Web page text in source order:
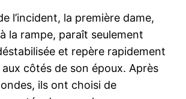
l’incident, la première dame,
la rampe, paraît seulement
et repère rapidement
côtés de son époux. Après
ils ont choisi de